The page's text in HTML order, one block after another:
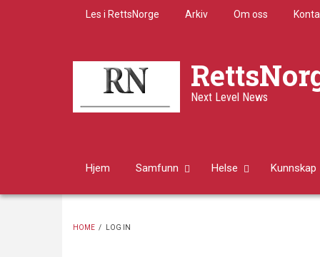
Les i RettsNorge Arkiv Om oss
Next Level News
Hjem Samfunn Helse Kunnskap
HOME / LOG IN